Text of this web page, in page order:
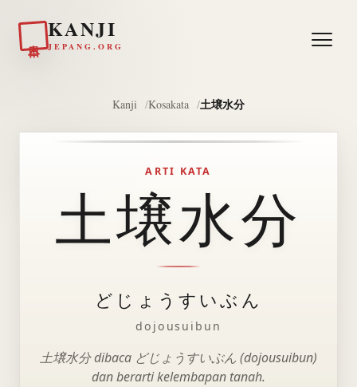
KANJI
JEPANG.ORG
Kanji Kosakata 土壌水分
ARTI KATA
土壌水分
どじょうすいぶん
dojousuibun
土壌水分 dibaca どじょうすいぶん (dojousuibun)
dan berarti kelembapan tanah.